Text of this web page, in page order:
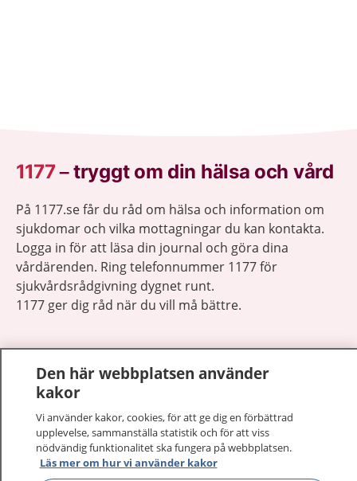
1177–tryggt om din hälsa och vård
På 1177.se får du råd om hälsa och information om
sjukdomar och vilka mottagningar du kan kontakta.
Logga in för att läsa din journal och göra dina
vårdärenden. Ring telefonnummer 1177 för
sjukvårdsrådgivning dygnet runt.
1177 ger dig råd när du vill må bättre.
1177 på flera språk
Om 1177
Den här webbplatsen använder
kakor
Vi använder kakor, cookies, för att ge dig en förbättrad
upplevelse, sammanställa statistik och för att viss
nödvändig funktionalitet ska fungera på webbplatsen.
Läs mer om hur vi använder kakor